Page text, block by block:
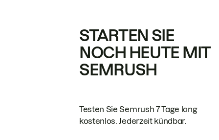
STARTEN SIE
NOCH HEUTE MIT
SEMRUSH
Testen Sie Semrush 7 Tage lang
kostenlos. Jederzeit kündbar.